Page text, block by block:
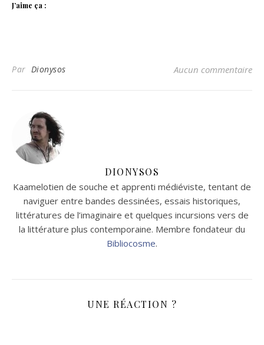
J’aime ça :
Par Dionysos Aucun commentaire
DIONYSOS
Kaamelotien de souche et apprenti médiéviste, tentant de
naviguer entre bandes dessinées, essais historiques,
littératures de l’imaginaire et quelques incursions vers de
la littérature plus contemporaine. Membre fondateur du
Bibliocosme.
UNE RÉACTION ?